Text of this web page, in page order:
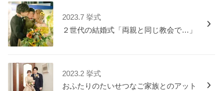
2023.7 挙式
２世代の結婚式「両親と同じ教会で…」
2023.2 挙式
おふたりのたいせつなご家族とのアット